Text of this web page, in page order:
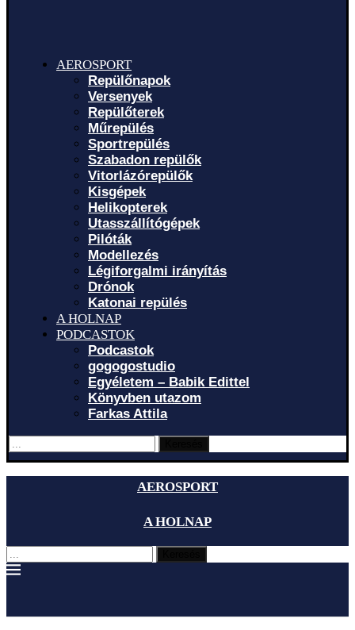
AEROSPORT
Repülőnapok
Versenyek
Repülőterek
Műrepülés
Sportrepülés
Szabadon repülők
Vitorlázórepülők
Kisgépek
Helikopterek
Utasszállítógépek
Pilóták
Modellezés
Légiforgalmi irányítás
Drónok
Katonai repülés
A HOLNAP
PODCASTOK
Podcastok
gogogostudio
Egyéletem – Babik Edittel
Könyvben utazom
Farkas Attila
AEROSPORT
A HOLNAP